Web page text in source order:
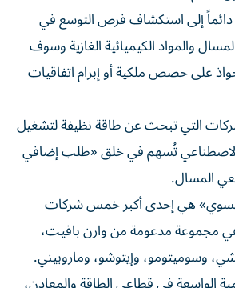
إلى استكشاف فرص التوسع في
والمواد الكيميائية الغازية وسوف
على حصص ملكية أو إبرام اتفاقيات
التي تبحث عن طاقة نظيفة لتشغيل
الاصطناعي تُسهم في خلق «طلب إضافي
المسال.
هي إحدى أكبر خمس شركات
مجموعة مدعومة من وارن بافيت،
وسوميتومو، وإيتوشو، وماروبيني.